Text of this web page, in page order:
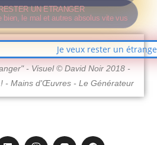
UN ETRANGER
bien, le mal et autres absolus vite vus
- Visuel © David Noir 2018 -
- Mains d'Œuvres - Le Générateur